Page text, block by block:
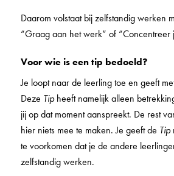
Daarom volstaat bij zelfstandig werken
“Graag aan het werk” of “Concentreer
Voor wie is een tip bedoeld?
Je loopt naar de leerling toe en geeft
Deze Tipheeft namelijk alleen
jij op dat moment aanspreekt. De rest
hier niets mee te maken. Je geeft de Tip
te voorkomen dat je de andere
zelfstandig werken.